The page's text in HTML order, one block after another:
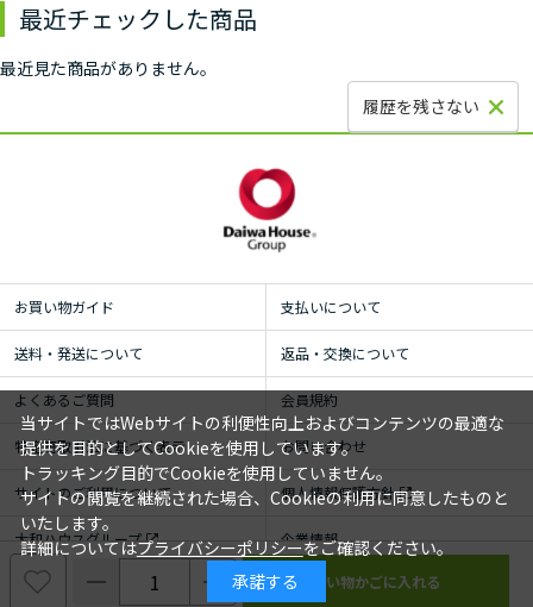
最近チェックした商品
最近見た商品がありません。
履歴を残さない
お買い物ガイド 支払いについて
送料・発送について 返品・交換について
よくあるご質問 会員規約
特定商取引法に基づく表示 お問い合わせ
サイトのご利用について 個人情報保護方針
大和ハウスグループ 企業情報
© ROYAL HOMECENTER Co.,Ltd. ALL RIGHTS RESERVED.
当サイトではWebサイトの利便性向上およびコンテンツの最適な
提供を目的としてCookieを使用しています。
トラッキング目的でCookieを使用していません。
サイトの閲覧を継続された場合、Cookieの利用に同意したものと
いたします。
詳細についてはプライバシーポリシーをご確認ください。
承諾する